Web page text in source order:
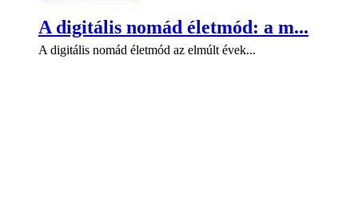
A digitális nomád életmód: a m...
A digitális nomád életmód az elmúlt évek...